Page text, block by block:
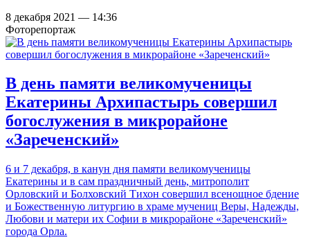
8 декабря 2021 — 14:36
Фоторепортаж
В день памяти великомученицы
Екатерины Архипастырь совершил
богослужения в микрорайоне
«Зареченский»
6 и 7 декабря, в канун дня памяти великомученицы
Екатерины и в сам праздничный день, митрополит
Орловский и Болховский Тихон совершил всенощное бдение
и Божественную литургию в храме мучениц Веры, Надежды,
Любови и матери их Софии в микрорайоне «Зареченский»
города Орла.